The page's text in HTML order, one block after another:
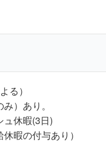
る）
）あり。
ュ休暇(3日)
暇の付与あり）